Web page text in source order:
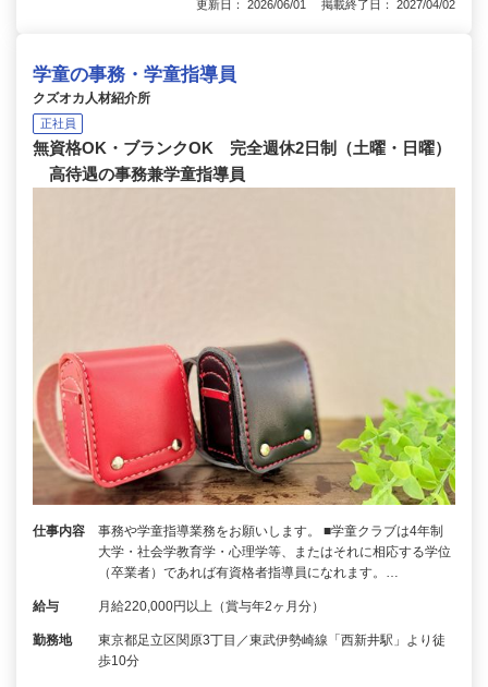
更新日： 2026/06/01 掲載終了日： 2027/04/02
学童の事務・学童指導員
クズオカ人材紹介所
正社員
無資格OK・ブランクOK 完全週休2日制（土曜・日曜）
高待遇の事務兼学童指導員
仕事内容
事務や学童指導業務をお願いします。 ■学童クラブは4年制
大学・社会学教育学・心理学等、またはそれに相応する学位
（卒業者）であれば有資格者指導員になれます。…
給与 月給220,000円以上（賞与年2ヶ月分）
勤務地
東京都足立区関原3丁目／東武伊勢崎線「西新井駅」より徒
歩10分